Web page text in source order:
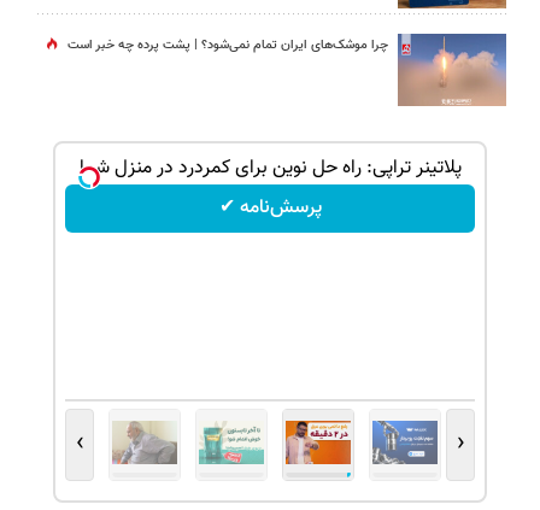
چرا موشک‌های ایران تمام نمی‌شود؟ | پشت پرده چه خبر است
پلاتینر تراپی: راه حل نوین برای کمردرد در منزل شما
پرسش‌نامه ✔
‹
›